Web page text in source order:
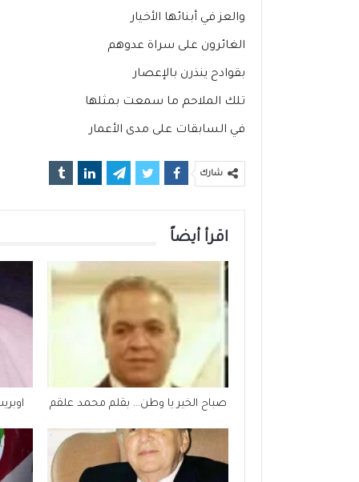
والعز في أبنائها الأخيار
الغائرون على سراة عدوهم
بقوادح ينذرن بالإعصار
تلك الملاحم ما سمعت بمثلها
في السابقات على مدى الأعمار
شارك
اقرأ أيضاً
صباح الخير يا وطن… بقلم محمد علقم